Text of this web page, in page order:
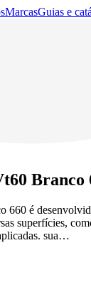
MarcasGuias e
Branco
660 é
superfícies,
sua…